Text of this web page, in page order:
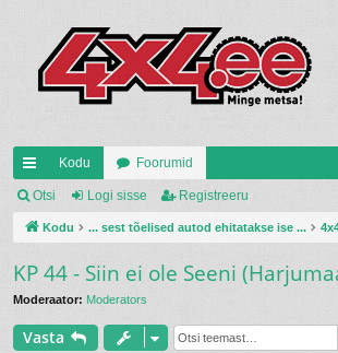
iirl
in
d
Kodu Foorumid
Otsi Logi sisse Registreeru
Kodu ... sest tõelised autod ehitatakse ise ...
KP 44 - Siin ei ole Seeni
Moderaator: Moderators
Vasta